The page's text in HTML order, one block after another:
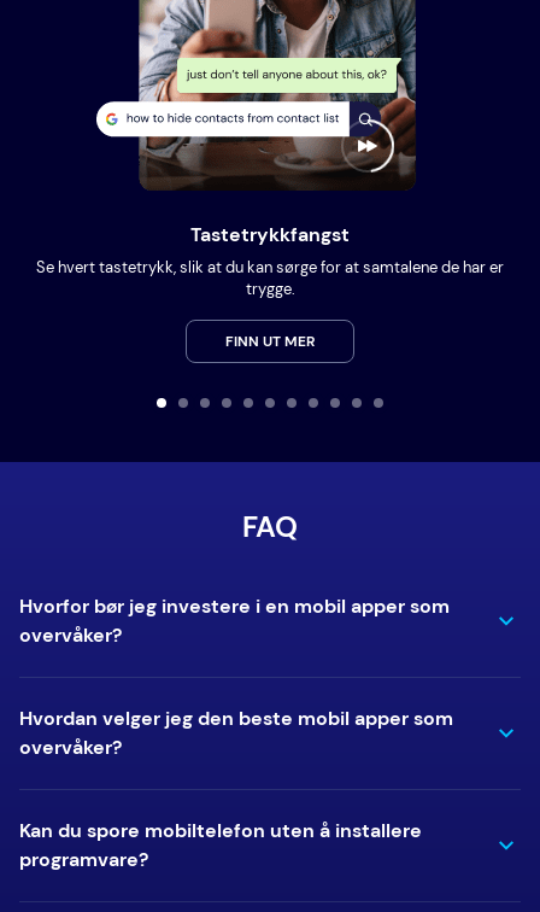
Tastetrykkfangst
Se hvert tastetrykk, slik at du kan sørge for at samtalene de har er
trygge.
FINN UT MER
FAQ
Hvorfor bør jeg investere i en mobil apper som
overvåker?
Hvordan velger jeg den beste mobil apper som
overvåker?
Kan du spore mobiltelefon uten å installere
programvare?